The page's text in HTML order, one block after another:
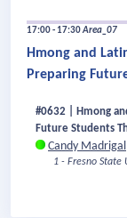
17:00 - 17:30Area_07
Hmong and
Preparing
#0632 | Hmong
Future Students
Candy Madrigal
1 - Fresno State